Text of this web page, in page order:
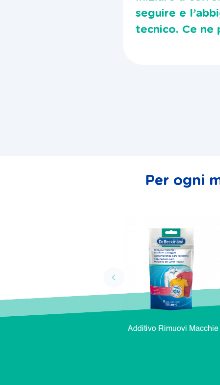
seguire e
tecnico. Ce ne
Per ogni
Additivo Rimuovi Macchie